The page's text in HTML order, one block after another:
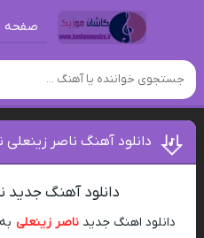
صفحه
دانلود آهنگ ناصر
دانلود آهنگ جدید
دانلود اهنگ جدیدناصر زینعلی